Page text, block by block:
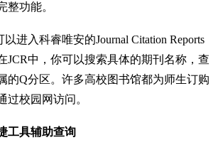
整功能。
进入科睿唯安的Journal Citation Reports
JCR中，你可以搜索具体的期刊名称，查
的Q分区。许多高校图书馆都为师生订购
过校园网访问。
工具辅助查询